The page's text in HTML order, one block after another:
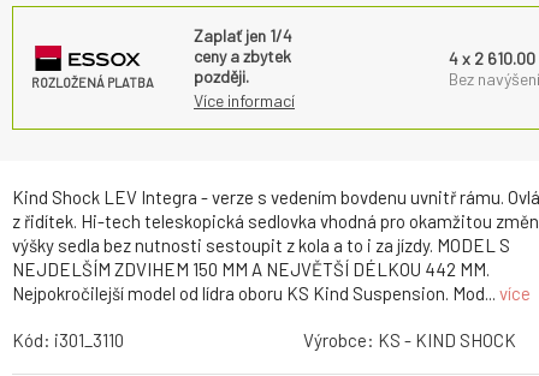
Kind Shock LEV Integra - verze s vedením bovdenu uvnitř rámu.
z řidítek. Hi-tech teleskopická sedlovka vhodná pro okamžitou
výšky sedla bez nutnosti sestoupit z kola a to i za jízdy. MODEL S
NEJDELŠÍM ZDVIHEM 150 MM A NEJVĚTŠÍ DÉLKOU 442 MM.
Nejpokročilejší model od lídra oboru KS Kind Suspension. Mod... více
ROZLOŽENÁ PLATBA
Zaplať jen 1/4
ceny a zbytek
později.
Více informací
4 x 2 610.00
Bez
Kód: i301_3110 Výrobce: KS - KIND SHOCK